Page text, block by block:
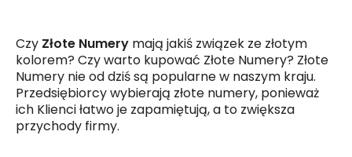
Czy Złote Numery mają jakiś związek ze złotym
kolorem? Czy warto kupować Złote Numery? Złote
Numery nie od dziś są popularne w naszym kraju.
Przedsiębiorcy wybierają złote numery, ponieważ
ich Klienci łatwo je zapamiętują, a to zwiększa
przychody firmy.